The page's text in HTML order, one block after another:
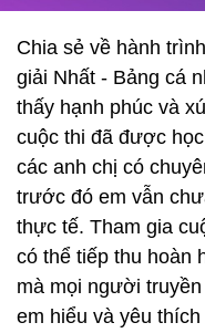
Chia sẻ về hành
giải Nhất - Bảng cá
thấy hạnh phúc và
cuộc thi đã được
các anh chị có
trước đó em vẫn
thực tế. Tham gia
có thể tiếp thu hoàn
mà mọi người
em hiểu và yêu